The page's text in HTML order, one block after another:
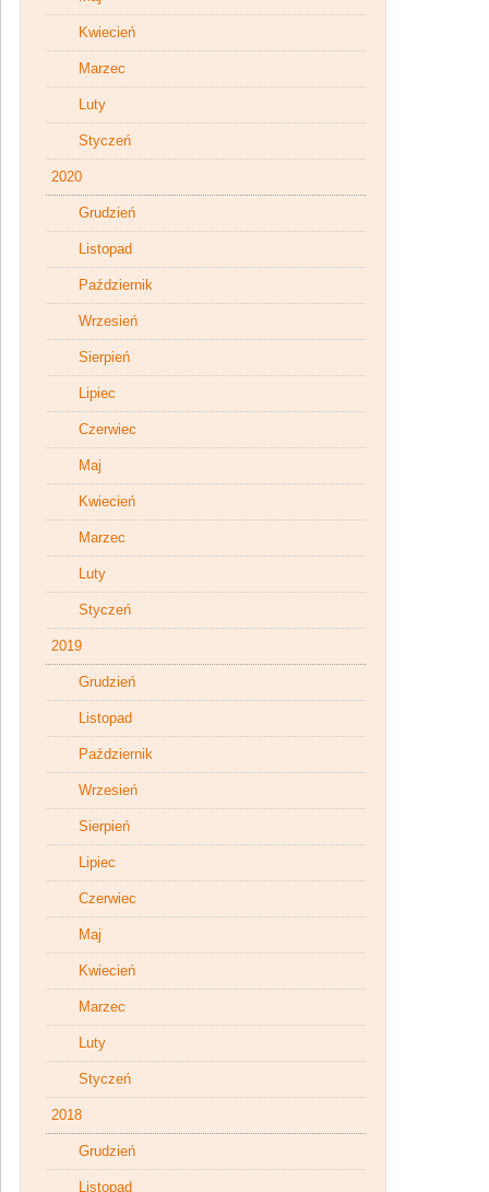
Kwiecień
Marzec
Luty
Styczeń
2020
Grudzień
Listopad
Październik
Wrzesień
Sierpień
Lipiec
Czerwiec
Maj
Kwiecień
Marzec
Luty
Styczeń
2019
Grudzień
Listopad
Październik
Wrzesień
Sierpień
Lipiec
Czerwiec
Maj
Kwiecień
Marzec
Luty
Styczeń
2018
Grudzień
Listopad